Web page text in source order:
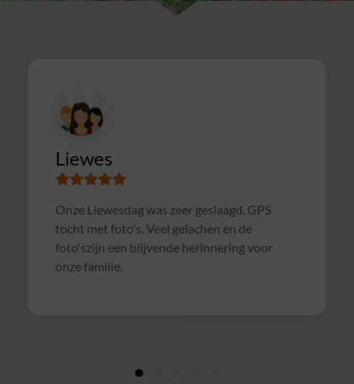
Susanne
Samen met collega's Sterrenslag gedaan.
Alles was goed geregeld, soms wat te druk op
het veld door andere groepen, waardoor het
soms wat rommelig verliep. Maar verder zeer